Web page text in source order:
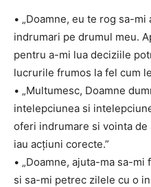
• „Doamne, eu te rog sa-
indrumari pe drumul meu.
pentru a-mi lua deciziile
lucrurile frumos la fel cum
• „Multumesc, Doamne
intelepciunea si
oferi indrumare si vointa de
iau acțiuni corecte.”
• „Doamne, ajuta-ma sa-
si sa-mi petrec zilele cu o